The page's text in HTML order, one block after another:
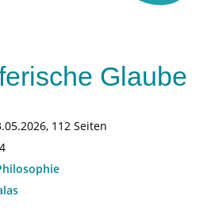
Glaube
112 Seiten